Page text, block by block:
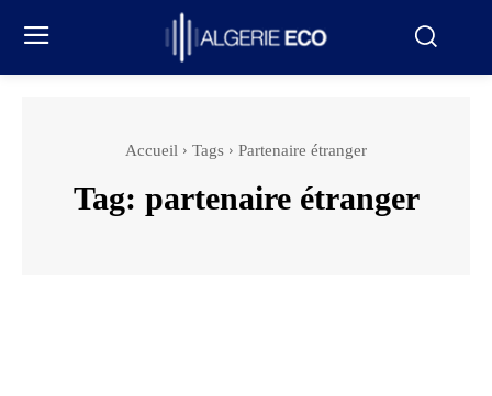
Accueil Tags Partenaire étranger
Tag: partenaire étranger